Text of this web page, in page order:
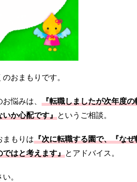
おまもりです。
悩みは、 『転職しましたが次年度
いか心配です』というご相談。
まもりは『次に転職する園で、『な
はと考えます』とアドバイス。
。